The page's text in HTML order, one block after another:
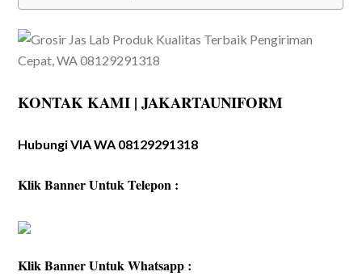
KONTAK KAMI | JAKARTAUNIFORM
Hubungi VIA WA 08129291318
Klik Banner Untuk Telepon :
Klik Banner Untuk Whatsapp :